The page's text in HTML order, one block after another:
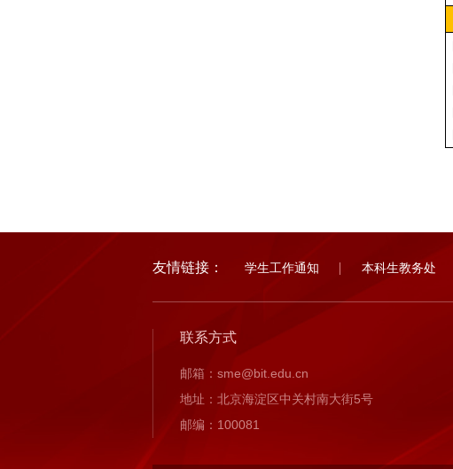
友情链接： 学生工作通知 本科生教务处
联系方式
邮箱：sme@bit.edu.cn
地址：北京海淀区中关村南大街5号
邮编：100081